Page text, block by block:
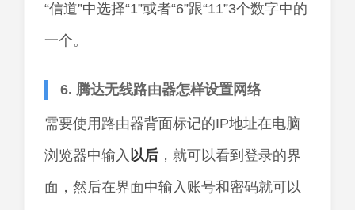
“信道”中选择“1”或者“6”跟“11”3个数字中的
一个。
6. 腾达无线路由器怎样设置网络
需要使用路由器背面标记的IP地址在电脑
浏览器中输入 以后 ，就可以看到登录的界
面，然后在界面中输入账号和密码就可以